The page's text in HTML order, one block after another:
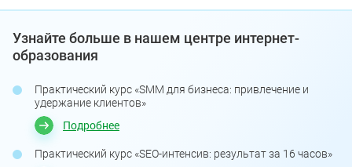
Узнайте больше в нашем центре интернет-
образования
Практический курс «SMM для бизнеса: привлечение и
удержание клиентов»
Подробнее
Практический курс «SEO-интенсив: результат за 16 часов»